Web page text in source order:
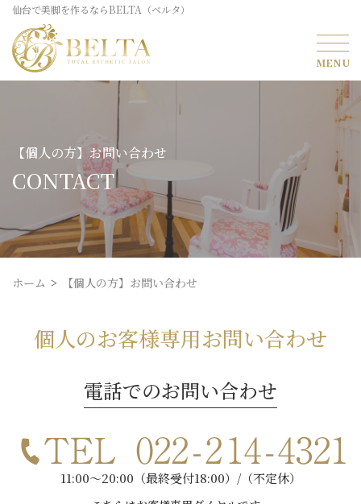
仙台で美脚を作るならBELTA（ベルタ）
【個人の方】お問い合わせ
CONTACT
ホーム 【個人の方】お問い合わせ
個人のお客様専用お問い合わせ
電話でのお問い合わせ
11:00～20:00（最終受付18:00）/（不定休）